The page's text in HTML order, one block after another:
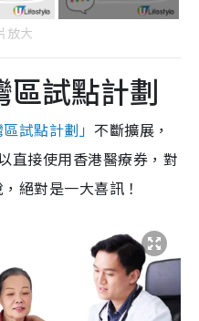
放大
區試點計劃
試點計劃」 不斷擴展，
直接使用香港醫療券，對
絕對是一大喜訊！